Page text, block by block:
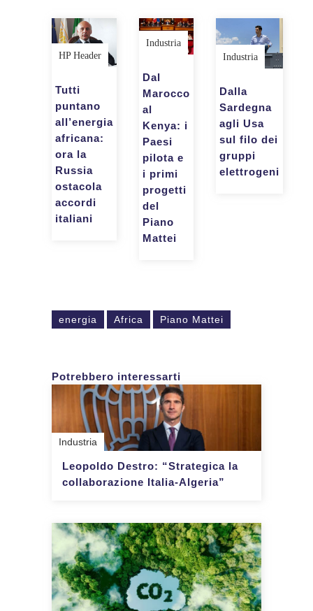
HP Header
Tutti
puntano
all’energia
africana:
ora la
Russia
ostacola
accordi
italiani
Industria
Dal
Marocco
al
Kenya: i
Paesi
pilota e
i primi
progetti
del
Piano
Mattei
Industria
Dalla
Sardegna
agli Usa
sul filo dei
gruppi
elettrogeni
energia Africa Piano Mattei
Potrebbero interessarti
Industria
Leopoldo Destro: “Strategica la
collaborazione Italia-Algeria”